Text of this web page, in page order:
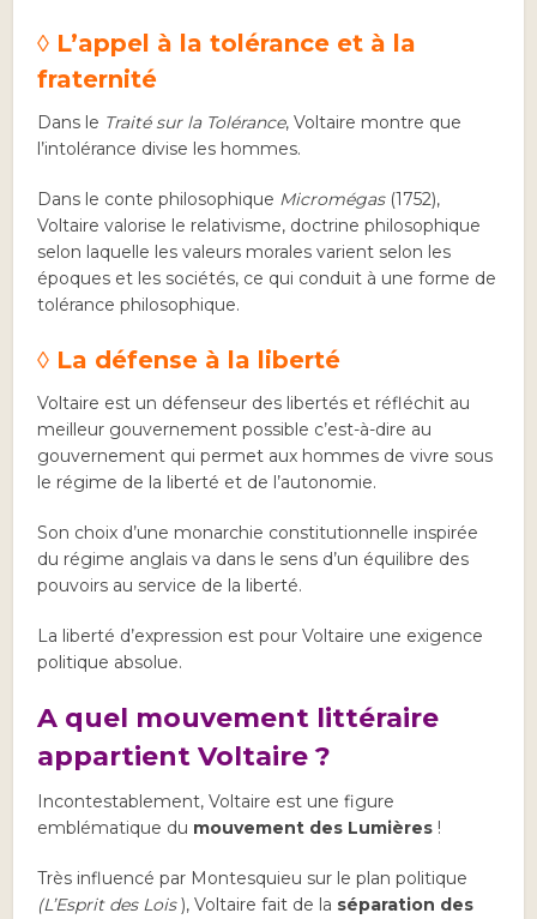
◊ L’appel à la tolérance et à la
fraternité
Dans le Traité sur la Tolérance, Voltaire montre que
l’intolérance divise les hommes.
Dans le conte philosophique Micromégas (1752),
Voltaire valorise le relativisme, doctrine philosophique
selon laquelle les valeurs morales varient selon les
époques et les sociétés, ce qui conduit à une forme de
tolérance philosophique.
◊ La défense à la liberté
Voltaire est un défenseur des libertés et réfléchit au
meilleur gouvernement possible c’est-à-dire au
gouvernement qui permet aux hommes de vivre sous
le régime de la liberté et de l’autonomie.
Son choix d’une monarchie constitutionnelle inspirée
du régime anglais va dans le sens d’un équilibre des
pouvoirs au service de la liberté.
La liberté d’expression est pour Voltaire une exigence
politique absolue.
A quel mouvement littéraire
appartient Voltaire ?
Incontestablement, Voltaire est une figure
emblématique du mouvement des Lumières !
Très influencé par Montesquieu sur le plan politique
(L’Esprit des Lois), Voltaire fait de la séparation des